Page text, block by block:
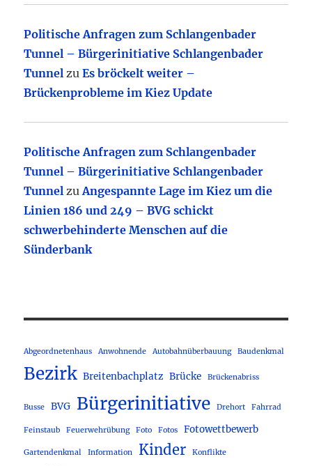
Politische Anfragen zum Schlangenbader
Tunnel – Bürgerinitiative Schlangenbader
Tunnel zuEs bröckelt weiter –
Brückenprobleme im Kiez Update
Politische Anfragen zum Schlangenbader
Tunnel – Bürgerinitiative Schlangenbader
Tunnel zuAngespannte Lage im Kiez um die
Linien 186 und 249 – BVG schickt
schwerbehinderte Menschen auf die
Sünderbank
Abgeordnetenhaus Anwohnende Autobahnüberbauung Baudenkmal
Bezirk Breitenbachplatz Brücke Brückenabriss
Busse BVG Bürgerinitiative Drehort Fahrrad
Feinstaub Feuerwehrübung Foto Fotos Fotowettbewerb
Gartendenkmal Information Kinder Konflikte